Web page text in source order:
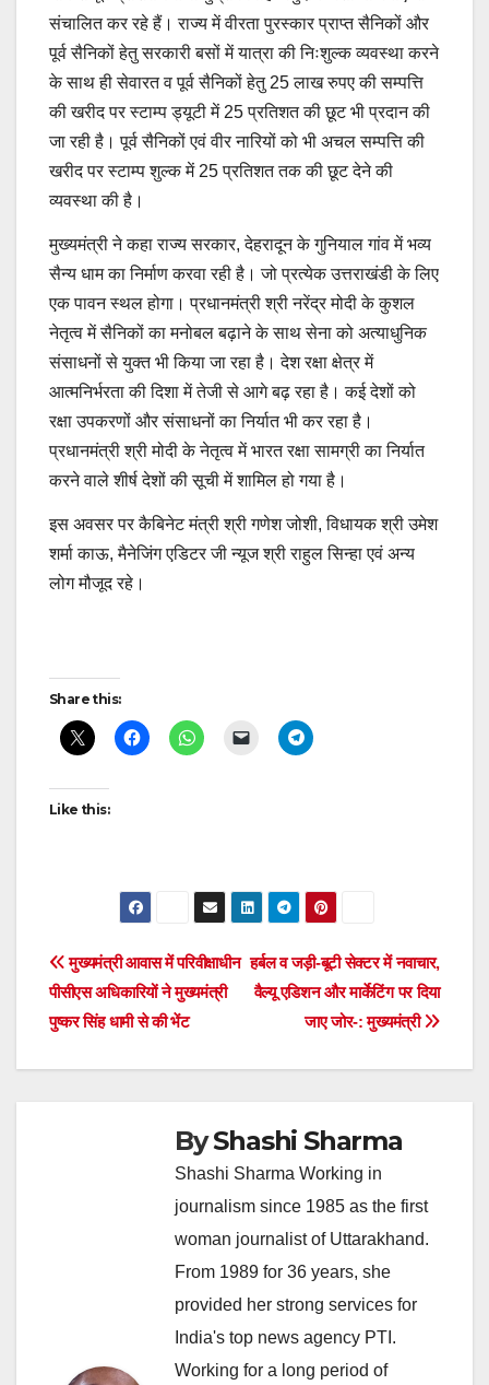
संचालित कर रहे हैं। राज्य में वीरता पुरस्कार प्राप्त सैनिकों और
पूर्व सैनिकों हेतु सरकारी बसों में यात्रा की निःशुल्क व्यवस्था करने
के साथ ही सेवारत व पूर्व सैनिकों हेतु 25 लाख रुपए की सम्पत्ति
की खरीद पर स्टाम्प ड्यूटी में 25 प्रतिशत की छूट भी प्रदान की
जा रही है। पूर्व सैनिकों एवं वीर नारियों को भी अचल सम्पत्ति की
खरीद पर स्टाम्प शुल्क में 25 प्रतिशत तक की छूट देने की
व्यवस्था की है।
मुख्यमंत्री ने कहा राज्य सरकार, देहरादून के गुनियाल गांव में भव्य
सैन्य धाम का निर्माण करवा रही है। जो प्रत्येक उत्तराखंडी के लिए
एक पावन स्थल होगा। प्रधानमंत्री श्री नरेंद्र मोदी के कुशल
नेतृत्व में सैनिकों का मनोबल बढ़ाने के साथ सेना को अत्याधुनिक
संसाधनों से युक्त भी किया जा रहा है। देश रक्षा क्षेत्र में
आत्मनिर्भरता की दिशा में तेजी से आगे बढ़ रहा है। कई देशों को
रक्षा उपकरणों और संसाधनों का निर्यात भी कर रहा है।
प्रधानमंत्री श्री मोदी के नेतृत्व में भारत रक्षा सामग्री का निर्यात
करने वाले शीर्ष देशों की सूची में शामिल हो गया है।
इस अवसर पर कैबिनेट मंत्री श्री गणेश जोशी, विधायक श्री उमेश
शर्मा काऊ, मैनेजिंग एडिटर जी न्यूज श्री राहुल सिन्हा एवं अन्य
लोग मौजूद रहे।
Post
navigation
Share this:
Like this:
Post
navigation
हर्बल व जड़ी-बूटी सेक्टर में नवाचार,
वैल्यू एडिशन और मार्केटिंग पर दिया
जाए जोर-: मुख्यमंत्री
मुख्यमंत्री आवास में परिवीक्षाधीन
पीसीएस अधिकारियों ने मुख्यमंत्री
पुष्कर सिंह धामी से की भेंट
ByShashi Sharma
Shashi Sharma Working in
journalism since 1985 as the first
woman journalist of Uttarakhand.
From 1989 for 36 years, she
provided her strong services for
India's top news agency PTI.
Working for a long period of